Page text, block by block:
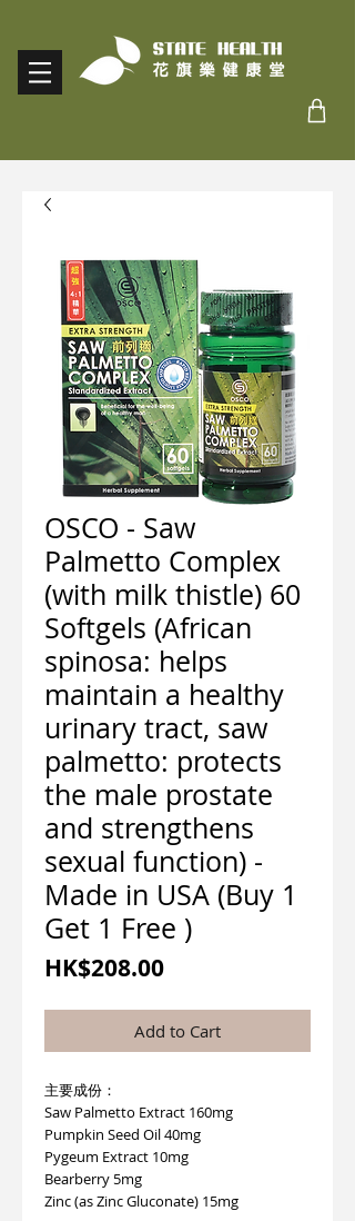
OSCO - Saw
Palmetto Complex
(with milk thistle) 60
Softgels (African
spinosa: helps
maintain a healthy
urinary tract, saw
palmetto: protects
the male prostate
and strengthens
sexual function) -
Made in USA (Buy 1
Get 1 Free )
HK$208.00Price
Add to Cart
主要成份：
Saw Palmetto Extract 160mg
Pumpkin Seed Oil 40mg
Pygeum Extract 10mg
Bearberry 5mg
Zinc (as Zinc Gluconate) 15mg